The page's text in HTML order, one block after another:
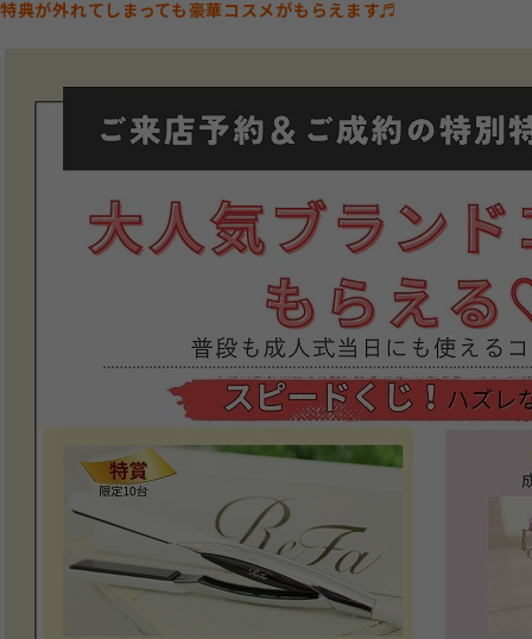
特典が外れてしまっても豪華コスメがもらえます♬